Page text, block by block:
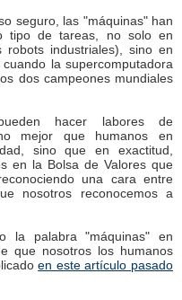
seguro, las "máquinas" han
tipo de tareas, no solo en
industriales), sino en
la supercomputadora
dos campeones mundiales
hacer labores de
mejor que humanos en
sino que en exactitud,
en la Bolsa de Valores que
una cara entre
nosotros reconocemos a
la palabra "máquinas" en
que nosotros los humanos
en este artículo pasado